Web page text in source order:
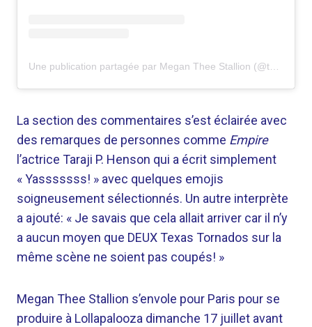
La section des commentaires s’est éclairée avec
des remarques de personnes comme Empire
l’actrice Taraji P. Henson qui a écrit simplement
« Yasssssss! » avec quelques emojis
soigneusement sélectionnés. Un autre interprète
a ajouté: « Je savais que cela allait arriver car il n’y
a aucun moyen que DEUX Texas Tornados sur la
même scène ne soient pas coupés! »
Megan Thee Stallion s’envole pour Paris pour se
produire à Lollapalooza dimanche 17 juillet avant